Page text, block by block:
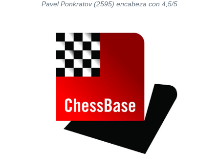
Pavel Ponkratov (2595) encabeza con 4,5/5